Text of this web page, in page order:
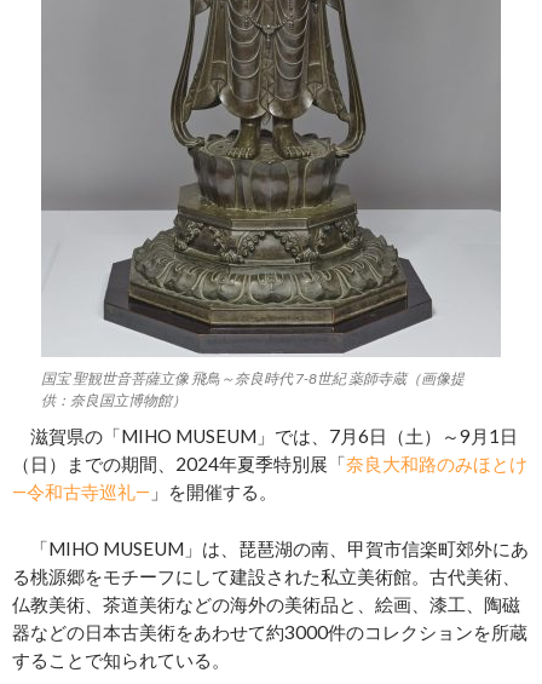
国宝 聖観世音菩薩立像 飛鳥～奈良時代 7-8世紀 薬師寺蔵（画像提
供：奈良国立博物館）
滋賀県の「MIHO MUSEUM」では、7月6日（土）～9月1日
（日）までの期間、2024年夏季特別展「奈良大和路のみほとけ
―令和古寺巡礼― 」を開催する。
「MIHO MUSEUM」は、琵琶湖の南、甲賀市信楽町郊外にあ
る桃源郷をモチーフにして建設された私立美術館。古代美術、
仏教美術、茶道美術などの海外の美術品と、絵画、漆工、陶磁
器などの日本古美術をあわせて約3000件のコレクションを所蔵
することで知られている。